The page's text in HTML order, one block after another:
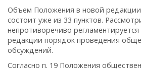
Объем Положения в новой редакции
состоит уже из 33 пунктов.
непротиворечиво
редакции порядок проведения
обсуждений.
Согласно п. 19 Положения